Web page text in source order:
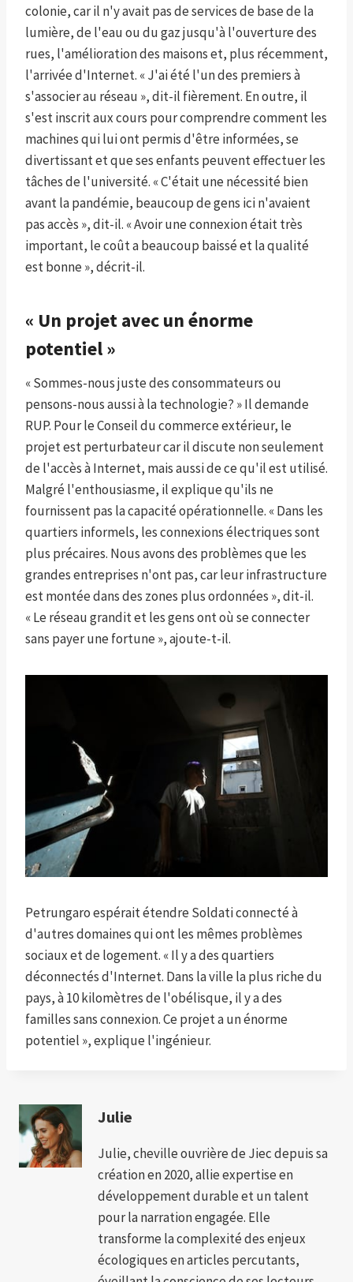
colonie, car il n'y avait pas de services de base de la
lumière, de l'eau ou du gaz jusqu'à l'ouverture des
rues, l'amélioration des maisons et, plus récemment,
l'arrivée d'Internet. « J'ai été l'un des premiers à
s'associer au réseau », dit-il fièrement. En outre, il
s'est inscrit aux cours pour comprendre comment les
machines qui lui ont permis d'être informées, se
divertissant et que ses enfants peuvent effectuer les
tâches de l'université. « C'était une nécessité bien
avant la pandémie, beaucoup de gens ici n'avaient
pas accès », dit-il. « Avoir une connexion était très
important, le coût a beaucoup baissé et la qualité
est bonne », décrit-il.
« Un projet avec un énorme
potentiel »
« Sommes-nous juste des consommateurs ou
pensons-nous aussi à la technologie? » Il demande
RUP. Pour le Conseil du commerce extérieur, le
projet est perturbateur car il discute non seulement
de l'accès à Internet, mais aussi de ce qu'il est utilisé.
Malgré l'enthousiasme, il explique qu'ils ne
fournissent pas la capacité opérationnelle. « Dans les
quartiers informels, les connexions électriques sont
plus précaires. Nous avons des problèmes que les
grandes entreprises n'ont pas, car leur infrastructure
est montée dans des zones plus ordonnées », dit-il.
« Le réseau grandit et les gens ont où se connecter
sans payer une fortune », ajoute-t-il.
Petrungaro espérait étendre Soldati connecté à
d'autres domaines qui ont les mêmes problèmes
sociaux et de logement. « Il y a des quartiers
déconnectés d'Internet. Dans la ville la plus riche du
pays, à 10 kilomètres de l'obélisque, il y a des
familles sans connexion. Ce projet a un énorme
potentiel », explique l'ingénieur.
Julie
Julie, cheville ouvrière de Jiec depuis sa
création en 2020, allie expertise en
développement durable et un talent
pour la narration engagée. Elle
transforme la complexité des enjeux
écologiques en articles percutants,